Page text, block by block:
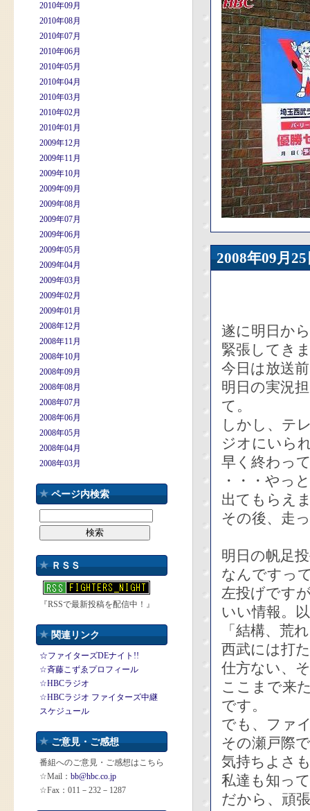
2010年09月
2010年08月
2010年07月
2010年06月
2010年05月
2010年04月
2010年03月
2010年02月
2010年01月
2009年12月
2009年11月
2009年10月
2009年09月
2009年08月
2009年07月
2009年06月
2009年05月
2009年04月
2009年03月
2009年02月
2009年01月
2008年12月
2008年11月
2008年10月
2008年09月
2008年08月
2008年07月
2008年06月
2008年05月
2008年04月
2008年03月
ページ内検索
ＲＳＳ
『RSSで最新投稿を配信中！』
関連リンク
☆ファイターズDEナイト!!
☆斉藤こずゑプロフィール
☆HBCラジオ
☆HBCラジオ ファイターズ中継
スケジュール
ご意見・ご感想
番組へのご意見・ご感想はこちら
☆Mail： bb@hbc.co.jp
☆Fax：011－232－1287
2008年09
遂に明日か
緊張してき
今日は放送
明日の実況
て。
しかし、テ
ジオにいら
早く終わっ
・・・やっ
出てもらえ
その後、走
明日の帆足
なんですっ
左投げです
いい情報。
「結構、荒
西武には打
仕方ない、
ここまで来
です。
でも、ファ
その瀬戸際
気持ちよさ
私達も知っ
だから、頑